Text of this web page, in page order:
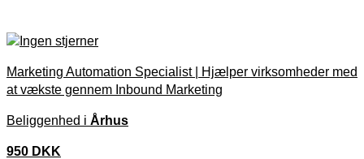
Marketing Automation Specialist | Hjælper virksomheder med
at vækste gennem Inbound Marketing
Beliggenhed i Århus
950 DKK